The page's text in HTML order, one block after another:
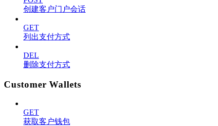
创建客户门户会话
GET
列出支付方式
DEL
删除支付方式
Customer Wallets
GET
获取客户钱包